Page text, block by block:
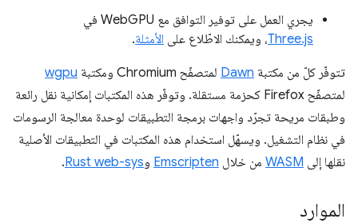
يجري العمل على توفير التوافق مع WebGPU في
Three.js، ويمكنك الاطّلاع على الأمثلة.
تتوفّر كلّ من مكتبة Dawn لمتصفّح Chromium ومكتبة
wgpu
لمتصفّح Firefox كحزمة مستقلة. وتوفّر هذه المكتبات إمكانية نقل رائعة
وطبقات مريحة تجرّد واجهات برمجة التطبيقات لوحدة معالجة الرسومات
في نظام التشغيل. ويسهّل استخدام هذه المكتبات في التطبيقات الأصلية
نقلها إلى WASM من خلال Emscripten وRust web-sys
.
الموارد